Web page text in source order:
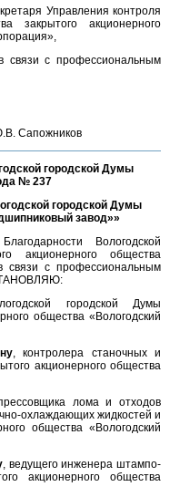
Управления контроля
закрытого акционерного
связи с профессиональным
Сапожников
городской Думы
№ 237
городской Думы
завод»»
Вологодской
акционерного общества
связи с профессиональным
городской Думы
общества «Вологодский
, контролера станочных и
акционерного общества
лома и отходов
охлаждающих жидкостей и
общества «Вологодский
, ведущего инженера штампо-
акционерного общества